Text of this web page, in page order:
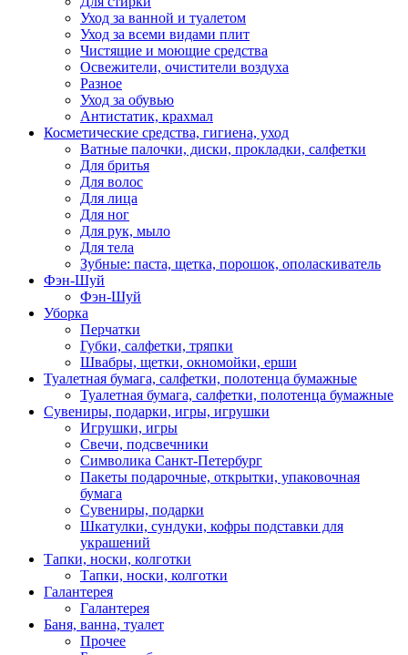
Уход за ванной и туалетом
Уход за всеми видами плит
Чистящие и моющие средства
Освежители, очистители воздуха
Разное
Уход за обувью
Антистатик, крахмал
Косметические средства, гигиена, уход
Ватные палочки, диски, прокладки, салфетки
Для бритья
Для волос
Для лица
Для ног
Для рук, мыло
Для тела
Зубные: паста, щетка, порошок, ополаскиватель
Фэн-Шуй
Фэн-Шуй
Уборка
Перчатки
Губки, салфетки, тряпки
Швабры, щетки, окномойки, ерши
Туалетная бумага, салфетки, полотенца бумажные
Туалетная бумага, салфетки, полотенца бумажные
Сувениры, подарки, игры, игрушки
Игрушки, игры
Свечи, подсвечники
Символика Санкт-Петербург
Пакеты подарочные, открытки, упаковочная
бумага
Сувениры, подарки
Шкатулки, сундуки, кофры подставки для
украшений
Тапки, носки, колготки
Тапки, носки, колготки
Галантерея
Галантерея
Баня, ванна, туалет
Прочее